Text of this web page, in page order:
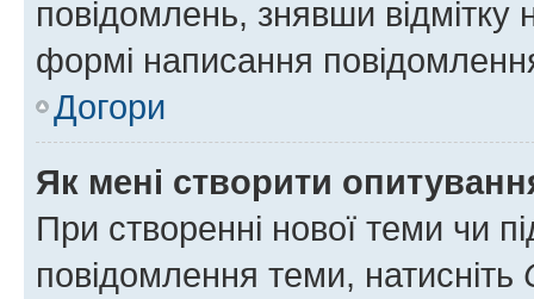
повідомлень, знявши відмітку
формі написання
Догори
Як мені створити
При створенні нової теми чи
повідомлення теми, натисніть